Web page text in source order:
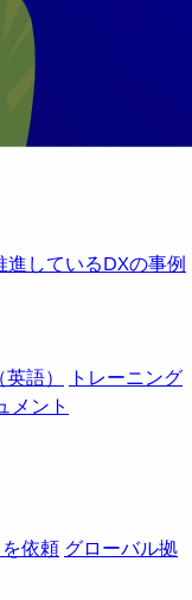
しているDXの事例
語）
トレーニング
メント
依頼 グローバル拠